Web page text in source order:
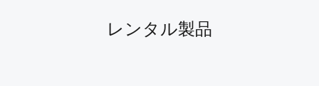
レンタル製品